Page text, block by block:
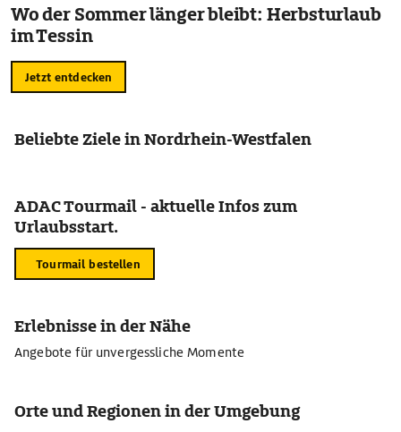
Wo der Sommer länger bleibt: Herbsturlaub
im Tessin
Jetzt entdecken
Beliebte Ziele in Nordrhein-Westfalen
ADAC Tourmail - aktuelle Infos zum
Urlaubsstart.
Tourmail bestellen
Erlebnisse in der Nähe
Angebote für unvergessliche Momente
Orte und Regionen in der Umgebung